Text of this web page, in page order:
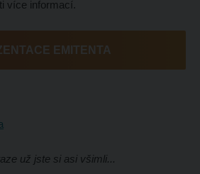
více informací.
EMITENTA
už jste si asi všimli...